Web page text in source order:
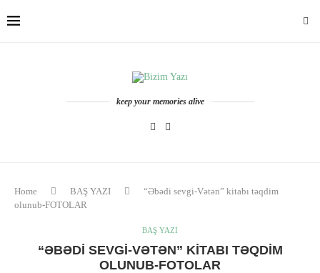
keep your memories alive
Home BAŞ YAZI
“Əbədi sevgi-Vətən” kitabı təqdim
olunub-FOTOLAR
BAŞ YAZI
“ƏBƏDI SEVGI-VƏTƏN” KITABI TƏQDIM
OLUNUB-FOTOLAR